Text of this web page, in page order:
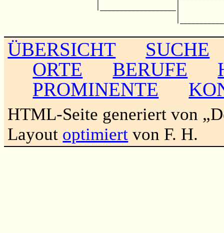
ÜBERSICHT
SUCHE
ORTE
BERUFE
PROMINENTE
HTML-Seite generiert von
Layout optimiert von F. H.